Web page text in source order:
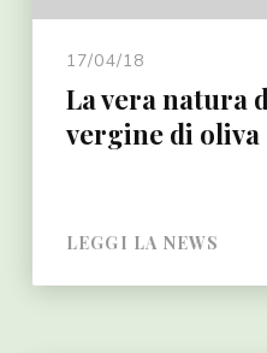
17/04/18
La vera natura
vergine di oliva
LEGGI LA NEWS